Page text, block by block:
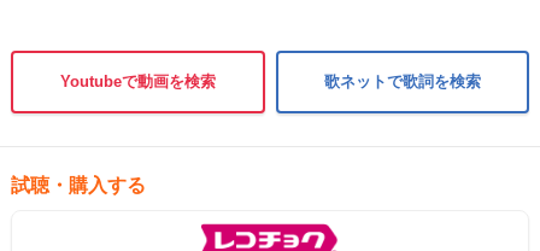
Youtubeで動画を検索 歌ネットで歌詞を検索
試聴・購入する